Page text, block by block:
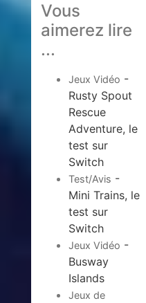
Vous
aimerez lire
...
Jeux Vidéo -
Rusty Spout
Rescue
Adventure, le
test sur
Switch
Test/Avis -
Mini Trains, le
test sur
Switch
Jeux Vidéo -
Busway
Islands
Jeux de